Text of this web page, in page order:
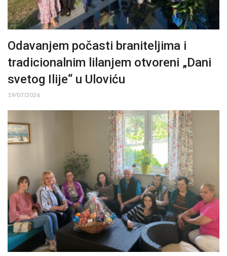
Odavanjem počasti braniteljima i
tradicionalnim lilanjem otvoreni „Dani
svetog Ilije“ u Uloviću
19/07/2026